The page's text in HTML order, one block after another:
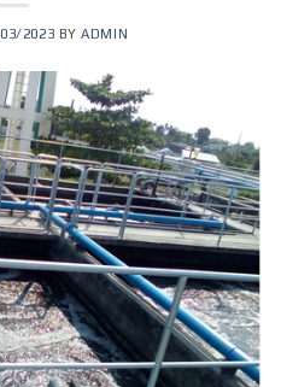
2023 BYADMIN